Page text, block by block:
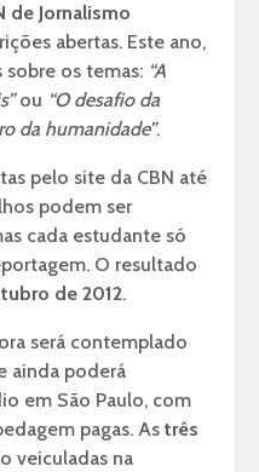
de Jornalismo
abertas. Este ano,
os temas: “A
ou “O desafio da
da humanidade”.
pelo site da CBN até
podem ser
cada estudante só
O resultado
de 2012.
será contemplado
ainda poderá
em São Paulo, com
pagas. As três
veiculadas na